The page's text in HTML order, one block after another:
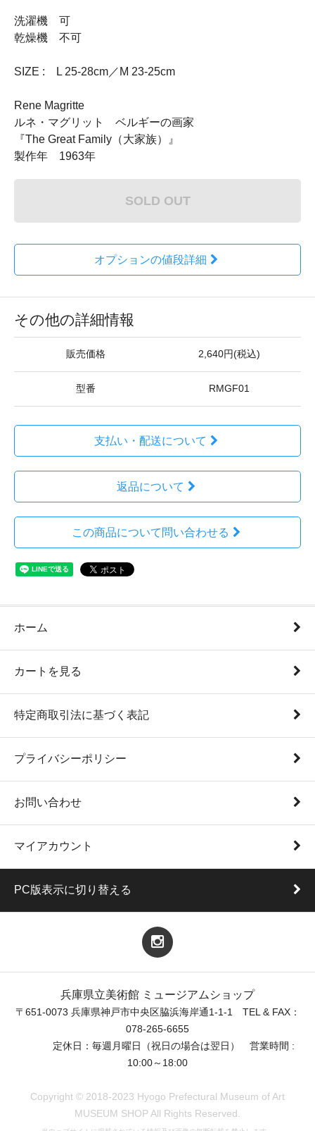
洗濯機 可
乾燥機 不可
SIZE : L 25-28cm／M 23-25cm
Rene Magritte
ルネ・マグリット ベルギーの画家
『The Great Family（大家族）』
製作年 1963年
SOLD OUT
オプションの値段詳細
その他の詳細情報
販売価格 2,640円(税込)
型番 RMGF01
支払い・配送について
返品について
この商品について問い合わせる
ホーム
カートを見る
特定商取引法に基づく表記
プライバシーポリシー
お問い合わせ
マイアカウント
PC版表示に切り替える
兵庫県立美術館 ミュージアムショップ
〒651-0073 兵庫県神戸市中央区脇浜海岸通1-1-1 TEL & FAX：
078-265-6655
定休日：毎週月曜日（祝日の場合は翌日） 営業時間 :
10:00～18:00
Copyright © 2018-2023 Hyogo Prefectural Museum of Art
MUSEUM SHOP All Rights Reserved.